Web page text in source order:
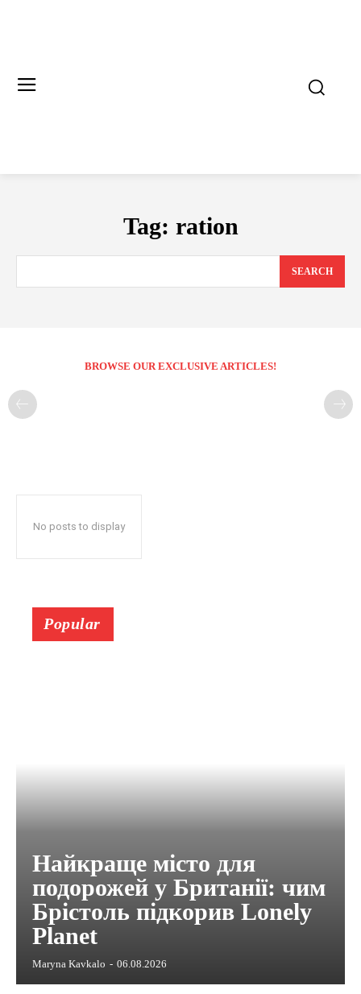
Tag: ration
SEARCH
BROWSE OUR EXCLUSIVE ARTICLES!
No posts to display
Popular
Найкраще місто для
подорожей у Британії: чим
Брістоль підкорив Lonely
Planet
Maryna Kavkalo - 06.08.2026